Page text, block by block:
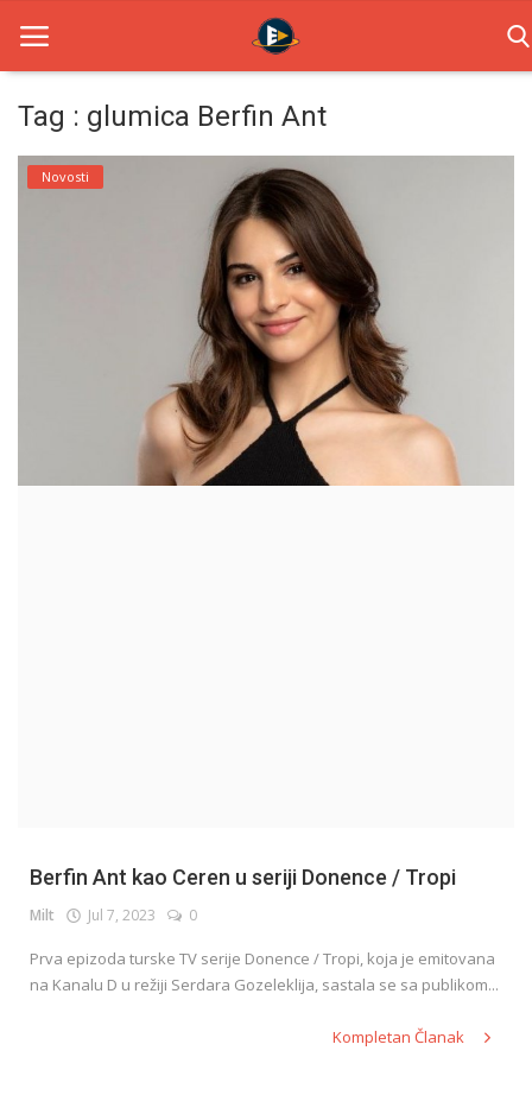
Home
Tag : glumica Berfin Ant
Novosti
Berfin Ant kao Ceren u seriji Donence / Tropi
Milt Jul 7, 2023 0
Prva epizoda turske TV serije Donence / Tropi, koja je emitovana
na Kanalu D u režiji Serdara Gozeleklija, sastala se sa publikom...
Kompletan Članak